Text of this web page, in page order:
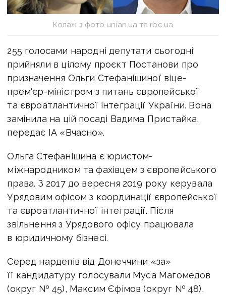
Колаж з фото unian.ua та rbc.ua
255 голосами народні депутати сьогодні
прийняли в цілому проєкт Постанови про
призначення Ольги Стефанішиної віце-
прем'єр-міністром з питань європейської
та євроатлантичної інтеграції України. Вона
замінила на цій посаді Вадима Пристайка,
передає ІА «Вчасно».
Ольга Стефанішина є юристом-
міжнародником та фахівцем з європейського
права. З 2017 до вересня 2019 року керувала
Урядовим офісом з координації європейської
та євроатлантичної інтеграції. Після
звільнення з Урядового офісу працювала
в юридичному бізнесі.
Серед нардепів від Донеччини «за»
її кандидатуру голосували Муса Магомедов
(округ № 45), Максим Єфімов (округ № 48),